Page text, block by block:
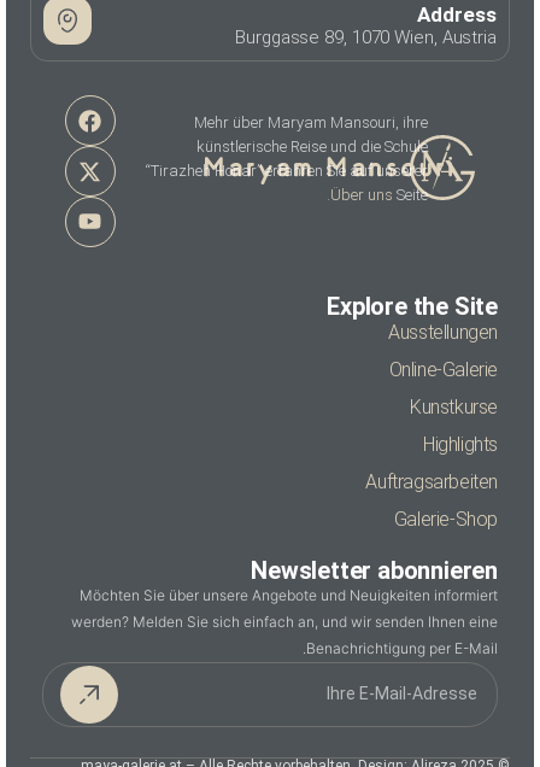
Address
Burggasse 89, 1070 Wien, Austria
Mehr über Maryam Mansouri, ihre
künstlerische Reise und die Schule
“Tirazheh Honar” erfahren Sie auf unserer
Über uns Seite.
Explore the Site
Ausstellungen
Online-Galerie
Kunstkurse
Highlights
Auftragsarbeiten
Galerie-Shop
Newsletter abonnieren
Möchten Sie über unsere Angebote und Neuigkeiten informiert
werden? Melden Sie sich einfach an, und wir senden Ihnen eine
Benachrichtigung per E-Mail.